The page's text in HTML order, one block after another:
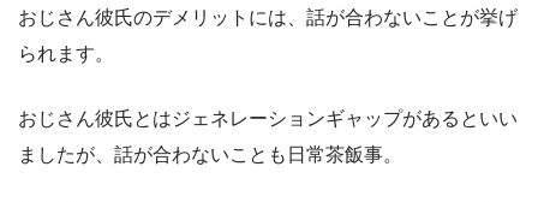
おじさん彼氏のデメリットには、話が合わないことが挙げ
られます。
おじさん彼氏とはジェネレーションギャップがあるといい
ましたが、話が合わないことも日常茶飯事。